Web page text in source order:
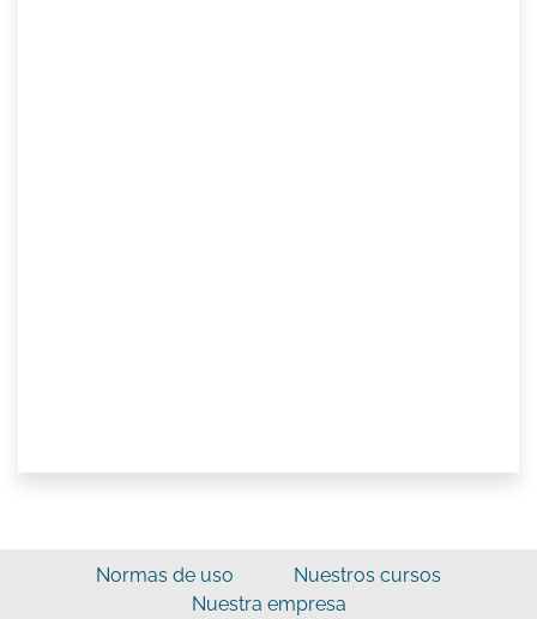
Normas de uso
Nuestros cursos
Nuestra empresa